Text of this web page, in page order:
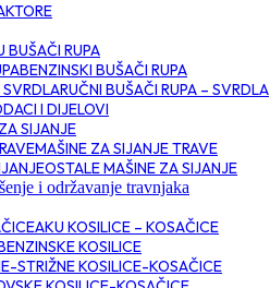
BUŠAČI RUPA
BENZINSKI BUŠAČI RUPA
RUČNI BUŠAČI RUPA – SVRDLA
I DIJELOVI
SIJANJE
MAŠINE ZA SIJANJE TRAVE
OSTALE MAŠINE ZA SIJANJE
i održavanje travnjaka
AKU KOSILICE – KOSAČICE
KOSILICE
STRIŽNE KOSILICE-KOSAČICE